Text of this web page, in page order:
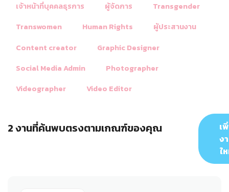
เจ้าหน้าที่บุคคลธุรการ
ผู้จัดการ
Transgender
Transwomen
Human Rights
ผู้ประสานงาน
Content creator
Graphic Designer
Social Media Admin
Photographer
Videographer
Video Editor
2 งานที่ค้นพบตรงตามเกณฑ์ของคุณ
เ
ง
ใ